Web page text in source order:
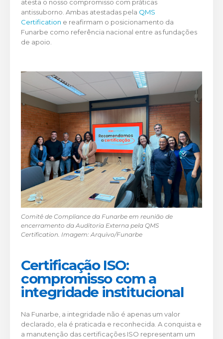
atesta o nosso compromisso com práticas
antissuborno. Ambas atestadas pela QMS
Certification e reafirmam o posicionamento da
Funarbe como referência nacional entre as fundações
de apoio.
Comitê de Compliance da Funarbe em reunião de
encerramento da Auditoria Externa pela QMS
Certification. Imagem: Arquivo/Funarbe
Certificação ISO:
compromisso com a
integridade institucional
Na Funarbe, a integridade não é apenas um valor
declarado, ela é praticada e reconhecida. A conquista e
a manutenção das certificações ISO representam um